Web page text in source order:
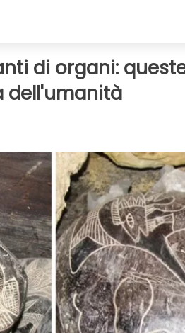
di organi:
dell'umanità